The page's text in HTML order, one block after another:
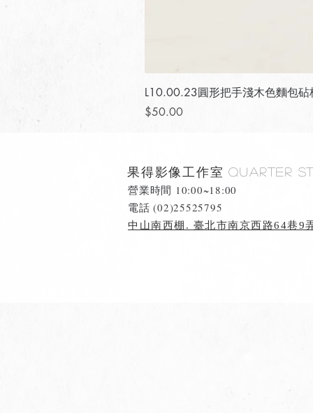
L10.00.23圓形把手淺木色麵包砧
價格
$50.00
果得影像工作室Quarter
營業時間 10:00~18:00
​電話 (02)25525795
中山南西棚. 臺北市南京西路64巷9